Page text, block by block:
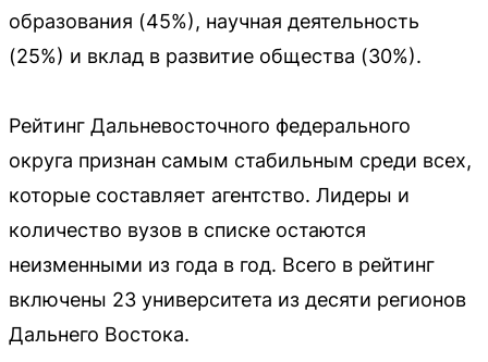
образования (45%), научная деятельность
(25%) и вклад в развитие общества (30%).
Рейтинг Дальневосточного федерального
округа признан самым стабильным среди всех,
которые составляет агентство. Лидеры и
количество вузов в списке остаются
неизменными из года в год. Всего в рейтинг
включены 23 университета из десяти регионов
Дальнего Востока.